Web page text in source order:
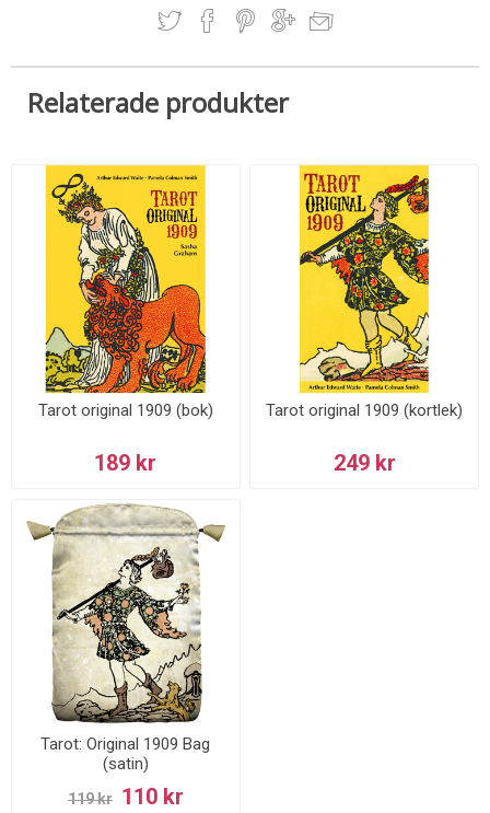
Relaterade produkter
Tarot original 1909 (bok)
189 kr
Tarot original 1909 (kortlek)
249 kr
Tarot: Original 1909 Bag
(satin)
119 kr 110 kr